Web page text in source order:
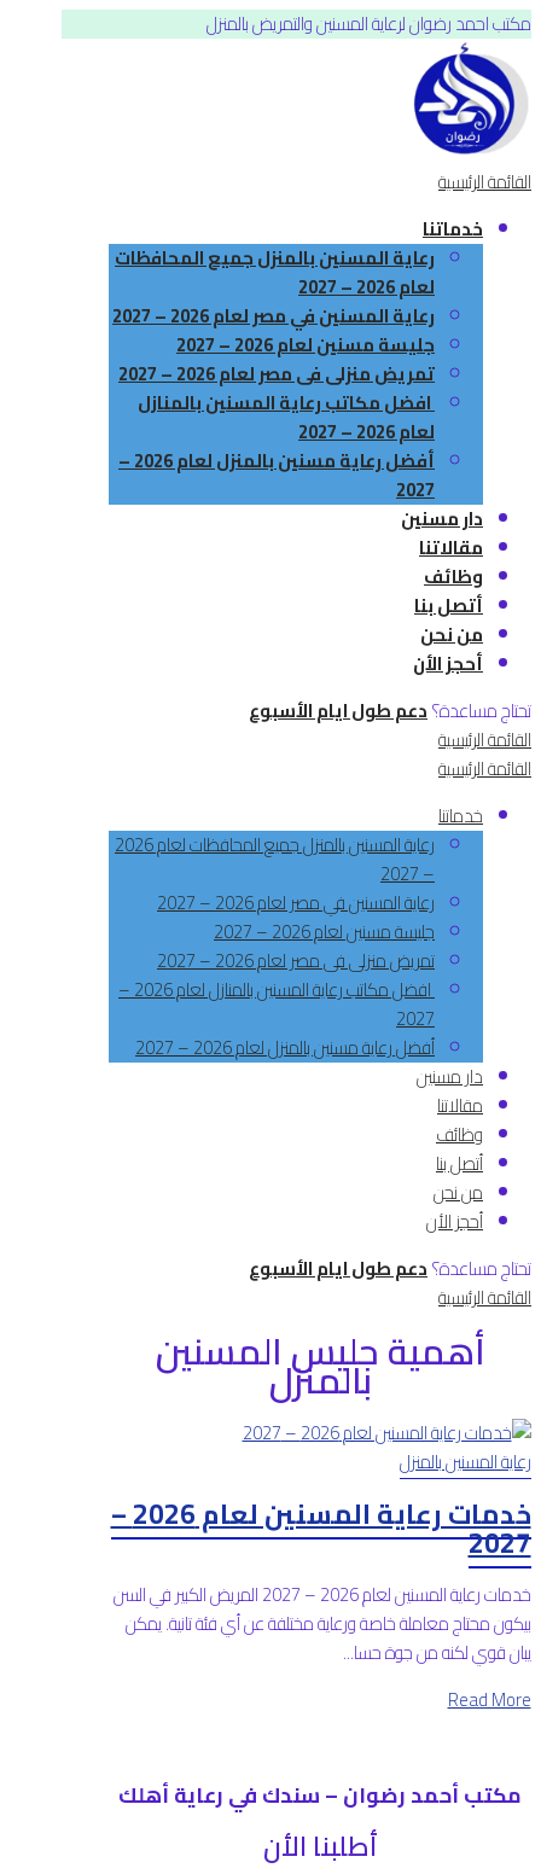
مكتب احمد رضوان لرعاية المسنين والتمريض بالمنزل
القائمة الرئيسية
خدماتنا
رعاية المسنين بالمنزل جميع المحافظات
لعام 2026 – 2027
رعاية المسنين في مصر لعام 2026 – 2027
جليسة مسنين لعام 2026 – 2027
تمريض منزلى فى مصر لعام 2026 – 2027
افضل مكاتب رعاية المسنين بالمنازل
لعام 2026 – 2027
أفضل رعاية مسنين بالمنزل لعام 2026 –
2027
دار مسنين
مقالاتنا
وظائف
أتصل بنا
من نحن
أحجز الأن
تحتاج مساعدة؟دعم طول ايام الأسبوع
القائمة الرئيسية
القائمة الرئيسية
خدماتنا
رعاية المسنين بالمنزل جميع المحافظات لعام 2026
– 2027
رعاية المسنين في مصر لعام 2026 – 2027
جليسة مسنين لعام 2026 – 2027
تمريض منزلى فى مصر لعام 2026 – 2027
افضل مكاتب رعاية المسنين بالمنازل لعام 2026 –
2027
أفضل رعاية مسنين بالمنزل لعام 2026 – 2027
دار مسنين
مقالاتنا
وظائف
أتصل بنا
من نحن
أحجز الأن
تحتاج مساعدة؟دعم طول ايام الأسبوع
القائمة الرئيسية
أهمية جليس المسنين
بالمنزل
رعاية المسنين بالمنزل
خدمات رعاية المسنين لعام 2026 –
2027
خدمات رعاية المسنين لعام 2026 – 2027 المريض الكبير في السن
بيكون محتاج معاملة خاصة ورعاية مختلفة عن أي فئة تانية. يمكن
يبان قوي لكنه من جوة حسا...
Read More
مكتب أحمد رضوان – سندك في رعاية أهلك
أطلبنا الأن